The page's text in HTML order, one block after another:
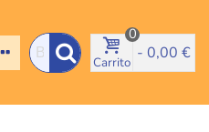
Carrito
0
- 0,00 €